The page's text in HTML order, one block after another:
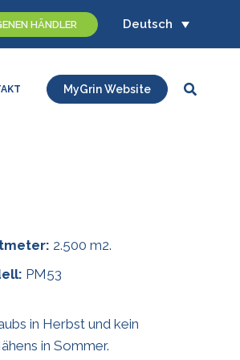
HÄNDLER Deutsch
MyGrin Website Suchen
2.500 m2.
PM53
in Herbst und kein
in Sommer.